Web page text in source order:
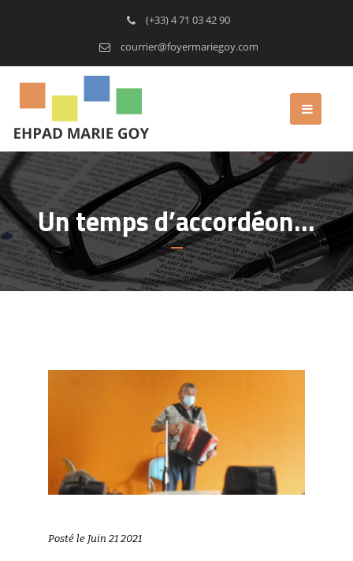
(+33) 4 71 03 42 90
courrier@foyermariegoy.com
Un temps d’accordéon…
Posté le Juin 21 2021